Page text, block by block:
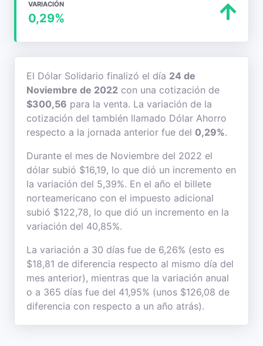
VARIACIÓN
0,29%
El Dólar Solidario finalizó el día 24 de
Noviembre de 2022 con una cotización de
$300,56 para la venta. La variación de la
cotización del también llamado Dólar Ahorro
respecto a la jornada anterior fue del 0,29%.
Durante el mes de Noviembre del 2022 el
dólar subió $16,19, lo que dió un incremento en
la variación del 5,39%. En el año el billete
norteamericano con el impuesto adicional
subió $122,78, lo que dió un incremento en la
variación del 40,85%.
La variación a 30 días fue de 6,26% (esto es
$18,81 de diferencia respecto al mismo día del
mes anterior), mientras que la variación anual
o a 365 días fue del 41,95% (unos $126,08 de
diferencia con respecto a un año atrás).